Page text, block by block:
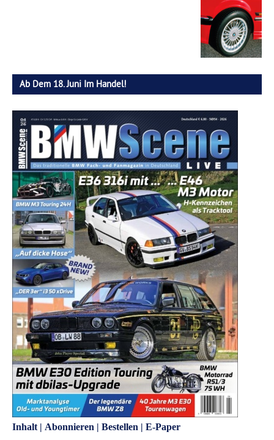
Ab Dem 18. Juni Im Handel!
Inhalt | Abonnieren | Bestellen | E-Paper